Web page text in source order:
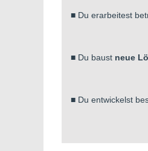
■ Du erarbeitest
■ Du baust neue
■ Du entwickelst